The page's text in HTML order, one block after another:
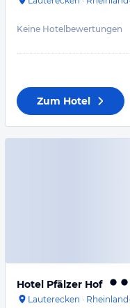
Keine Hotelbewertungen
Zum Hotel
Hotel Pfälzer Hof
Lauterecken ·